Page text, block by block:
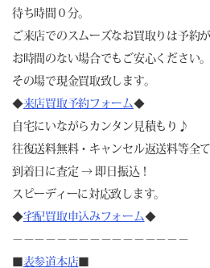
待ち時間０分。
ご来店でのスムーズなお買取りは予約が
お時間のない場合でもご安心ください。
その場で現金買取致します。
◆来店買取予約フォーム◆
自宅にいながらカンタン見積もり♪
往復送料無料・キャンセル返送料等全て
到着日に査定 → 即日振込！
スピーディーに対応致します。
◆宅配買取申込みフォーム◆
－－－－－－－－－－－－－－－－
表参道本店